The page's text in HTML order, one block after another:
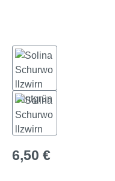
Regulärer Preis:
6,50 €